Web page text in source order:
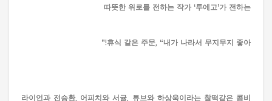
따뜻한 위로를 전하는 작가 ‘투에고’가 전하는
휴식 같은 주문, “내가 나라서 무지무지 좋아!”